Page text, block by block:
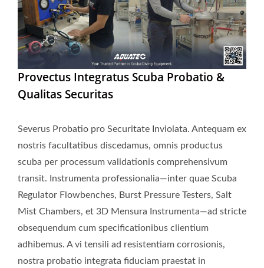
Provectus Integratus Scuba Probatio &
Qualitas Securitas
Severus Probatio pro Securitate Inviolata. Antequam ex
nostris facultatibus discedamus, omnis productus
scuba per processum validationis comprehensivum
transit. Instrumenta professionalia—inter quae Scuba
Regulator Flowbenches, Burst Pressure Testers, Salt
Mist Chambers, et 3D Mensura Instrumenta—ad stricte
obsequendum cum specificationibus clientium
adhibemus. A vi tensili ad resistentiam corrosionis,
nostra probatio integrata fiduciam praestat in